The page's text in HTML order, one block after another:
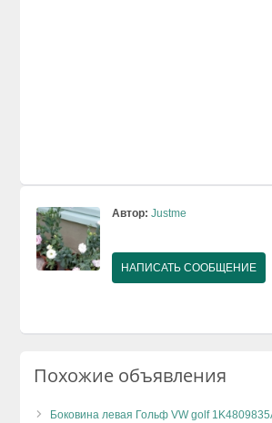
Автор: Justme
НАПИСАТЬ СООБЩЕНИЕ
Похожие объявления
Боковина левая Гольф VW golf